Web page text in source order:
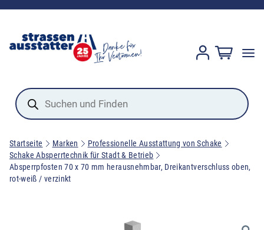
Products
search
Startseite Marken
Professionelle Ausstattung von Schake
Schake Absperrtechnik für Stadt & Betrieb
Absperrpfosten 70 x 70 mm herausnehmbar, Dreikantverschluss oben,
rot-weiß / verzinkt